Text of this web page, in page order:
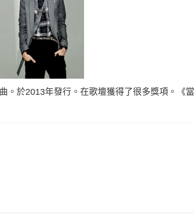
。於2013年發行。在歌壇獲得了很多獎項。《